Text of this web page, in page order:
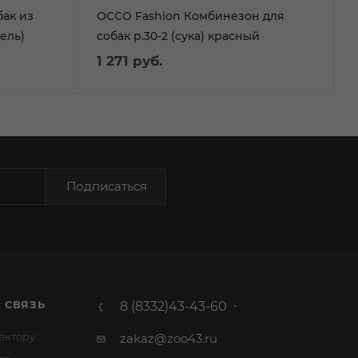
из
ОССО Fashion Комбинезон для
собак р.30-2 (сука) красный
1 271 руб.
Подписаться
СВЯЗЬ 8 (8332)43-43-60
zakaz@zoo43.ru